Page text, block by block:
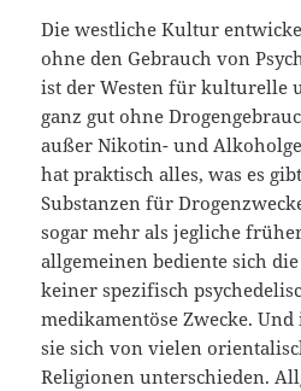
Die westliche Kultur
ohne den Gebrauch von
ist der Westen für kulturelle
ganz gut ohne
außer Nikotin- und
hat praktisch alles, was es
Substanzen für
sogar mehr als jegliche
allgemeinen bediente sich
keiner spezifisch
medikamentöse Zwecke.
sie sich von vielen
Religionen unterschieden.